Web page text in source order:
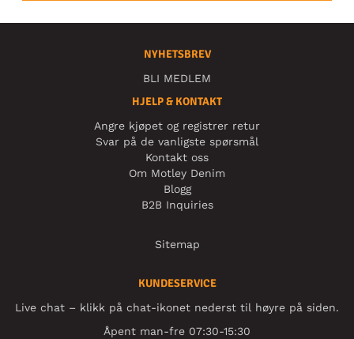
NYHETSBREV
BLI MEDLEM
HJELP & KONTAKT
Angre kjøpet og registrer retur
Svar på de vanligste spørsmål
Kontakt oss
Om Motley Denim
Blogg
B2B Inquiries
Sitemap
KUNDESERVICE
Live chat – klikk på chat-ikonet nederst til høyre på siden.
Åpent man-fre 07:30-15:30